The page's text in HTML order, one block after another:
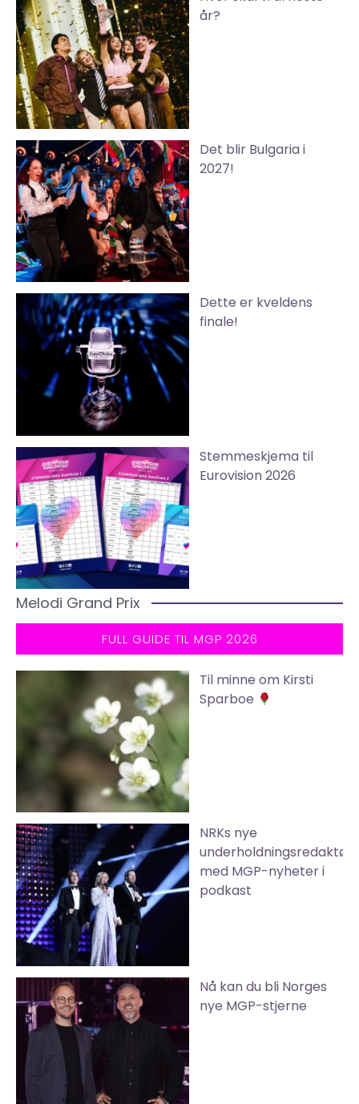
år?
Det blir Bulgaria i
2027!
Dette er kveldens
finale!
Stemmeskjema til
Eurovision 2026
Melodi Grand Prix
FULL GUIDE TIL MGP 2026
Til minne om Kirsti
Sparboe
NRKs nye
underholdningsredaktør
med MGP-nyheter i
podkast
Nå kan du bli Norges
nye MGP-stjerne